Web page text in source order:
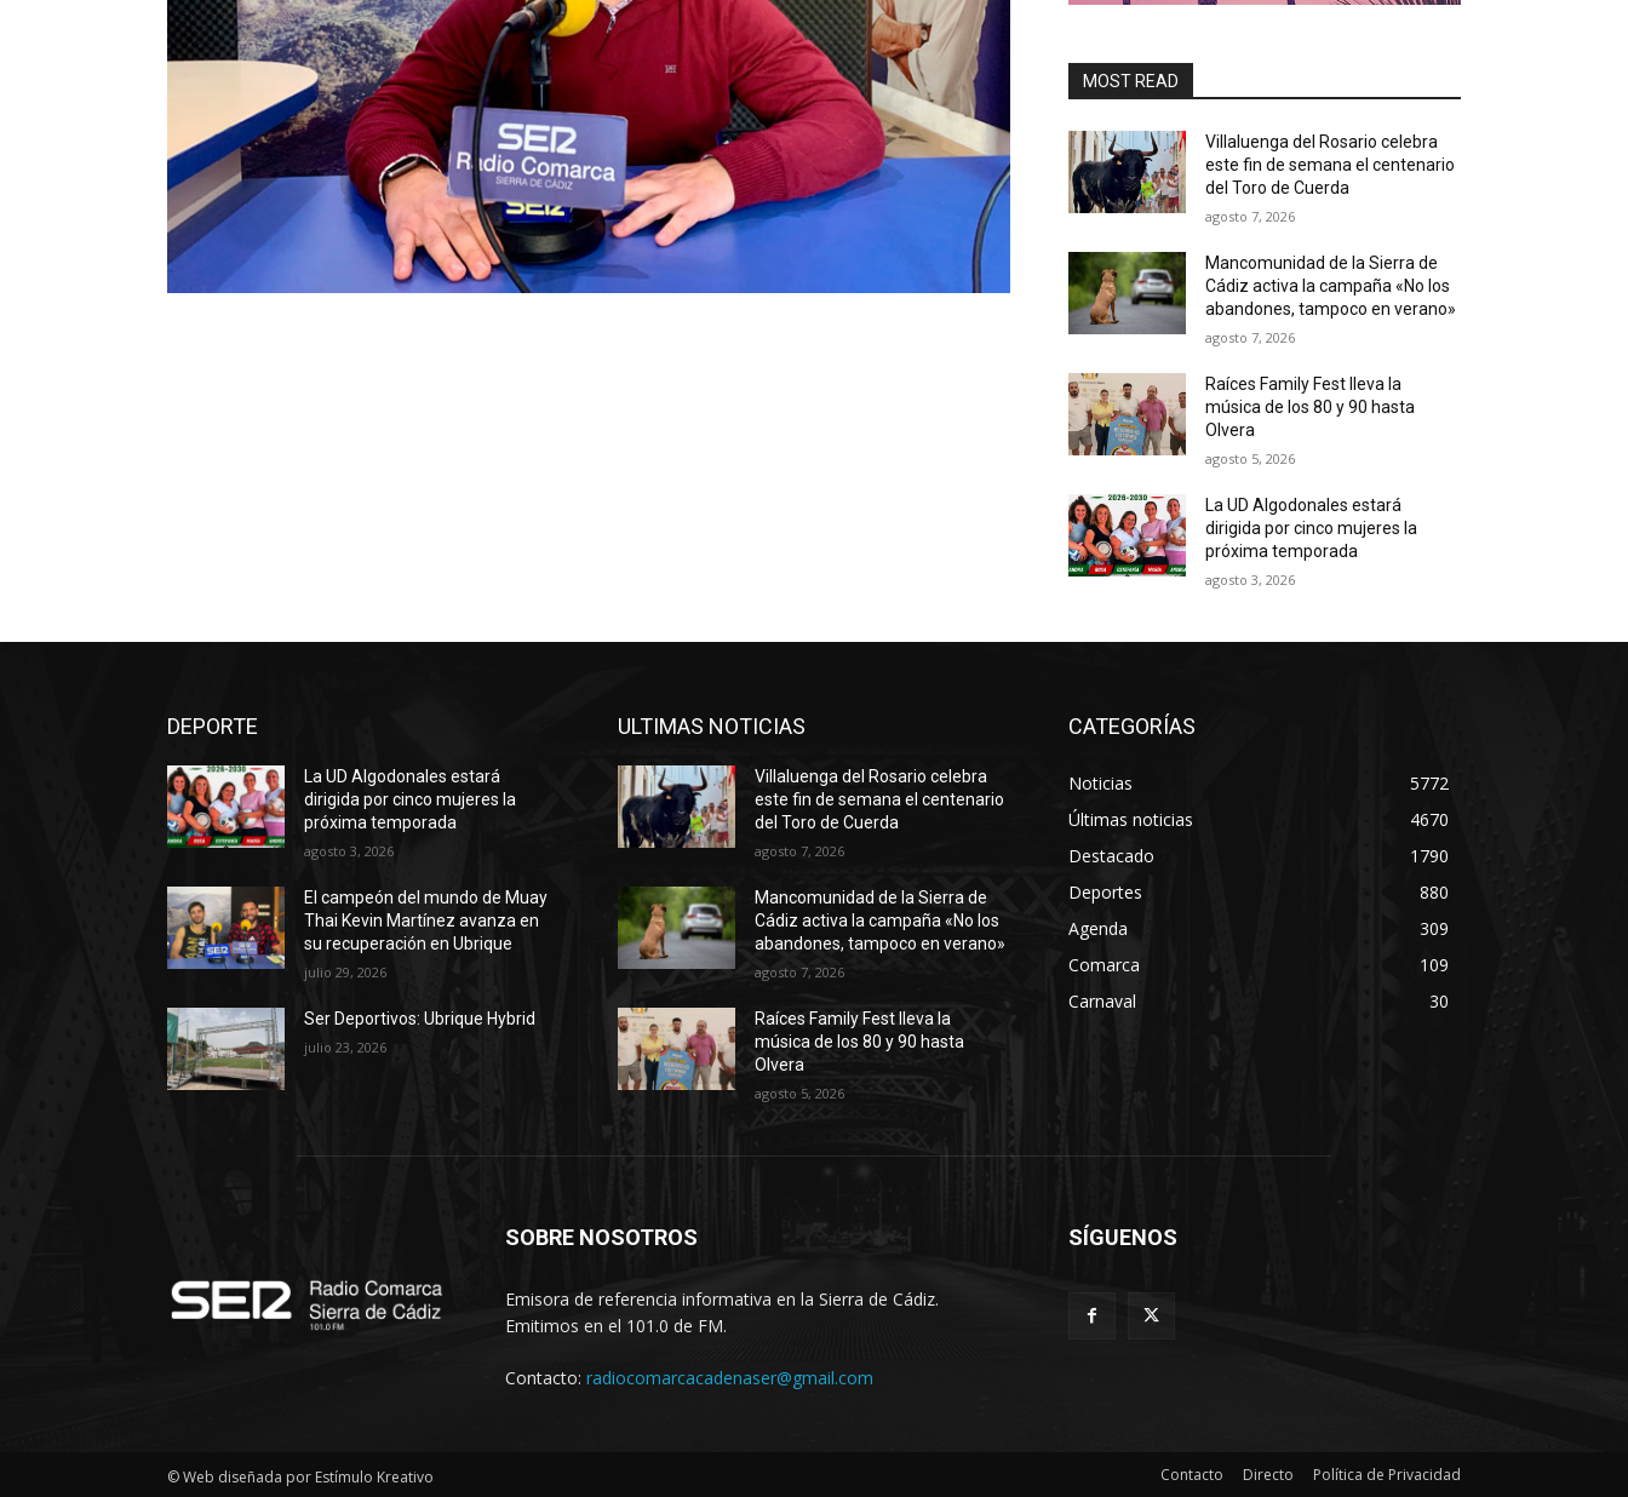
MOST READ
Villaluenga del Rosario celebra
este fin de semana el centenario
del Toro de Cuerda
agosto 7, 2026
Mancomunidad de la Sierra de
Cádiz activa la campaña «No los
abandones, tampoco en verano»
agosto 7, 2026
Raíces Family Fest lleva la
música de los 80 y 90 hasta
Olvera
agosto 5, 2026
La UD Algodonales estará
dirigida por cinco mujeres la
próxima temporada
agosto 3, 2026
DEPORTE
La UD Algodonales estará
dirigida por cinco mujeres la
próxima temporada
agosto 3, 2026
El campeón del mundo de Muay
Thai Kevin Martínez avanza en
su recuperación en Ubrique
julio 29, 2026
Ser Deportivos: Ubrique Hybrid
julio 23, 2026
ULTIMAS NOTICIAS
Villaluenga del Rosario celebra
este fin de semana el centenario
del Toro de Cuerda
agosto 7, 2026
Mancomunidad de la Sierra de
Cádiz activa la campaña «No los
abandones, tampoco en verano»
agosto 7, 2026
Raíces Family Fest lleva la
música de los 80 y 90 hasta
Olvera
agosto 5, 2026
CATEGORÍAS
Noticias
5772
Últimas noticias
4670
Destacado
1790
Deportes
880
Agenda
309
Comarca
109
Carnaval
30
SOBRE NOSOTROS
Emisora de referencia informativa en la Sierra de Cádiz.
Emitimos en el 101.0 de FM.
Contacto: radiocomarcacadenaser@gmail.com
SÍGUENOS
© Web diseñada por Estímulo Kreativo Contacto Directo Política de Privacidad